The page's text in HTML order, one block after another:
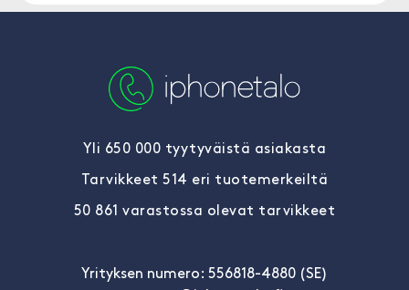
Yli 650 000 tyytyväistä asiakasta
Tarvikkeet 514 eri tuotemerkeiltä
50 861 varastossa olevat tarvikkeet
Yrityksen numero: 556818-4880 (SE)